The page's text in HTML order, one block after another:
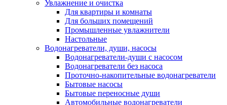
Увлажнение и очистка
Для квартиры и комнаты
Для больших помещений
Промышленные увлажнители
Настольные
Водонагреватели, души, насосы
Водонагреватели-души с насосом
Водонагреватели без насоса
Проточно-накопительные водонагреватели
Бытовые насосы
Бытовые переносные души
Автомобильные водонагреватели